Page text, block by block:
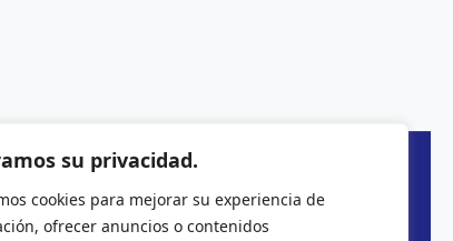
su privacidad.
cookies para mejorar su experiencia de
ofrecer anuncios o contenidos